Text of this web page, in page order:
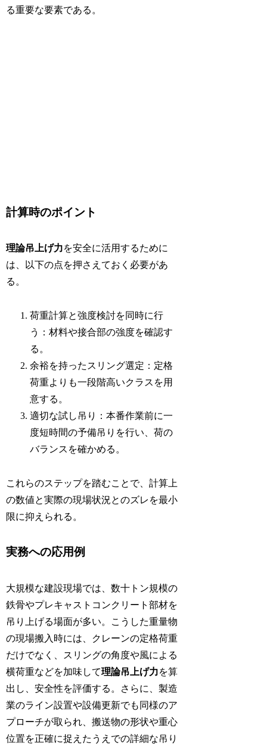
る重要な要素である。
計算時のポイント
理論吊上げ力を安全に活用するために
は、以下の点を押さえておく必要があ
る。
荷重計算と強度検討を同時に行
う：材料や接合部の強度を確認す
る。
余裕を持ったスリング選定：定格
荷重よりも一段階高いクラスを用
意する。
適切な試し吊り：本番作業前に一
度短時間の予備吊りを行い、荷の
バランスを確かめる。
これらのステップを踏むことで、計算上
の数値と実際の現場状況とのズレを最小
限に抑えられる。
実務への応用例
大規模な建設現場では、数十トン規模の
鉄骨やプレキャストコンクリート部材を
吊り上げる場面が多い。こうした重量物
の現場搬入時には、クレーンの定格荷重
だけでなく、スリングの角度や風による
横荷重などを加味して理論吊上げ力を算
出し、安全性を評価する。さらに、製造
業のライン設置や設備更新でも同様のア
プローチが取られ、搬送物の形状や重心
位置を正確に捉えたうえでの詳細な吊り